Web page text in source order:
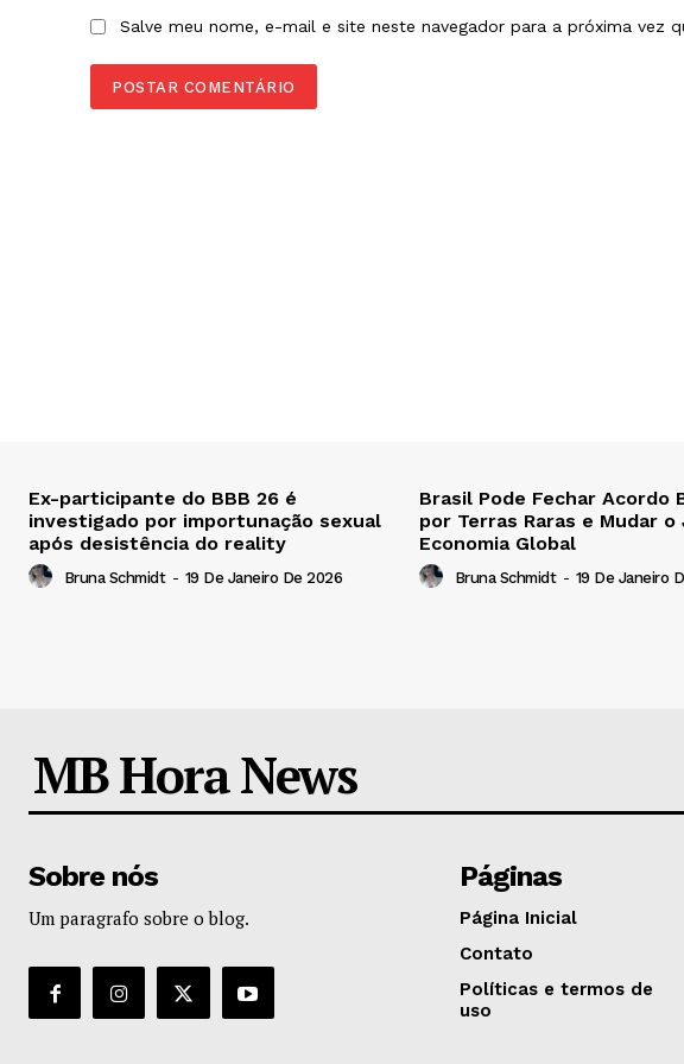
Salve meu nome, e-mail e site neste navegador para a próxima vez
Ex-participante do BBB 26 é
investigado por importunação sexual
após desistência do reality
Bruna Schmidt - 19 De Janeiro De 2026
Brasil Pode Fechar Acordo
por Terras Raras e Mudar o
Economia Global
Bruna Schmidt - 19 De Janeiro
MB Hora News
Sobre nós
Um paragrafo sobre o blog.
Páginas
Página Inicial
Contato
Políticas e termos de
uso